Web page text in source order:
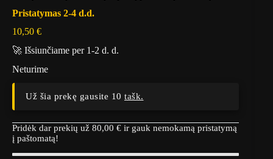
Pristatymas 2-4 d.d.
10,50 €
🚀 Išsiunčiame per 1-2 d. d.
Neturime
Už šia prekę gausite 10 tašk.
Pridėk dar prekių už 80,00 € ir gauk nemokamą pristatymą
į paštomatą!